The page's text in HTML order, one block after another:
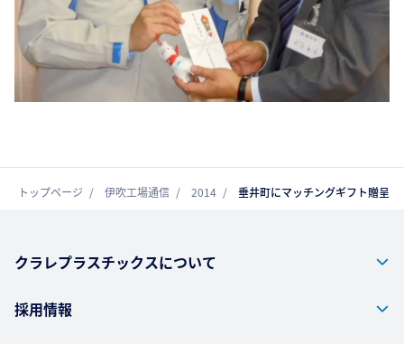
トップページ 伊吹工場通信 2014 垂井町にマッチングギフト贈呈
クラレプラスチックスについて
採用情報